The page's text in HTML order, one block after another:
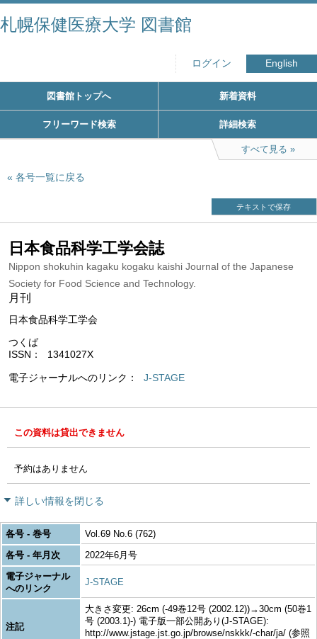
札幌保健医療大学 図書館
ログイン English
図書館トップへ 新着資料
フリーワード検索 詳細検索
すべて見る
各号一覧に戻る
テキストで保存
日本食品科学工学会誌
Nippon shokuhin kagaku kogaku kaishi Journal of the Japanese
Society for Food Science and Technology.
月刊
日本食品科学工学会
つくば
ISSN
1341027X
電子ジャーナルへのリンク J-STAGE
この資料は貸出できません
予約はありません
詳しい情報を閉じる
各号 - 巻号
Vol.69 No.6 (762)
各号 - 年月次
2022年6月号
電子ジャーナル
へのリンク
J-STAGE
注記
大きさ変更: 26cm (-49巻12号 (2002.12))→30cm (50巻1
号 (2003.1)-) 電子版一部公開あり(J-STAGE):
http://www.jstage.jst.go.jp/browse/nskkk/-char/ja/ (参照